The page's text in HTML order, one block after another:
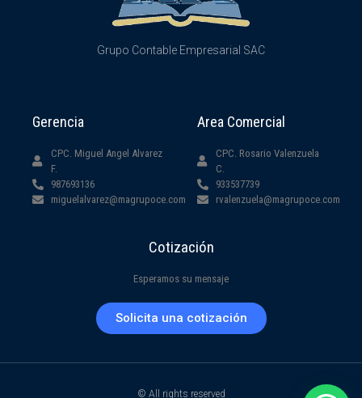
Grupo Contable Empresarial SAC
Gerencia
CPC. Miguel Angel Alvarez
F.
987693136
miguelalvarez@magrupoce.com
Area Comercial
CPC. Rosario Valenzuela
C.
933537739
rvalenzuela@magrupoce.com
Cotización
Esperamos su mensaje
Solicita una cotización
© All rights reserved